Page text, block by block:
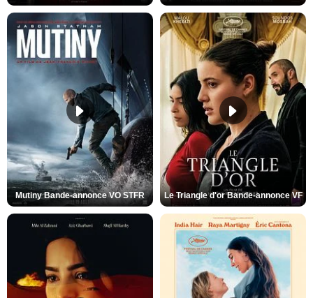
Mutiny Bande-annonce VO STFR Le Triangle d'or Bande-annonce VF